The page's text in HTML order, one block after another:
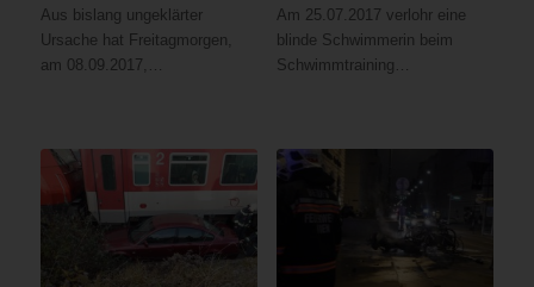
Aus bislang ungeklärter
Ursache hat Freitagmorgen,
am 08.09.2017,…
Am 25.07.2017 verlohr eine
blinde Schwimmerin beim
Schwimmtraining…